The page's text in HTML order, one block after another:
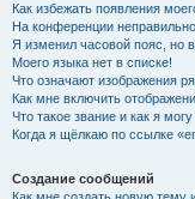
Как избежать появления
На конференции
Я изменил часовой пояс, но
Моего языка нет в списке!
Что означают изображения
Как мне включить
Что такое звание и как я
Когда я щёлкаю по ссылке
Создание сообщений